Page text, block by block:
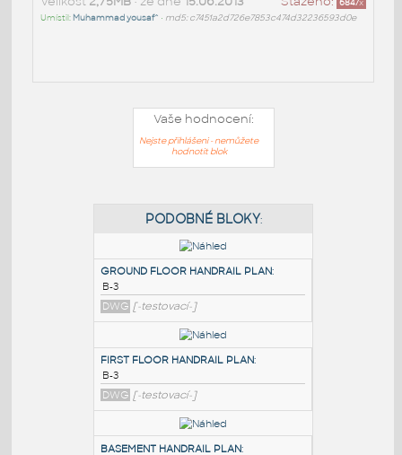
6847x
Umístil: Muhammad yousaf^ • md5: c7451a2d726e7853c474d32236593d0e
Vaše hodnocení:
Nejste přihlášeni - nemůžete
hodnotit blok
PODOBNÉ BLOKY:
GROUND FLOOR HANDRAIL PLAN
DWG [-testovací-]